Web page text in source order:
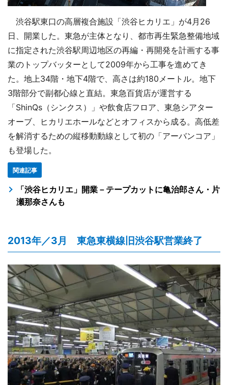
渋谷駅東口の高層複合施設「渋谷ヒカリエ」が4月26
日、開業した。東急が主体となり、都市再生緊急整備地域
に指定された渋谷駅周辺地区の再編・再開発を計画する事
業のトップバッターとして2009年から工事を進めてき
た。地上34階・地下4階で、高さは約180メートル。地下
3階部分で副都心線と直結。東急百貨店が運営する
「ShinQs（シンクス）」や飲食店フロア、東急シアター
オーブ、ヒカリエホールなどとオフィスから成る。高低差
を解消するための縦移動動線として初の「アーバンコア」
も登場した。
関連記事
「渋谷ヒカリエ」開業－テープカットに亀治郎さん・片
瀬那奈さんも
2013年／3月 東急東横線旧渋谷駅営業終了